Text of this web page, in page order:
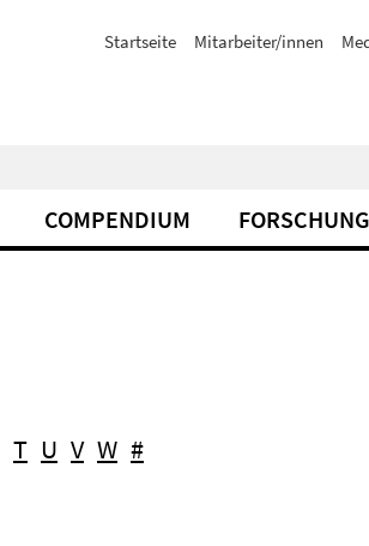
Startseite Mitarbeiter/innen
COMPENDIUM FORSCHUNG
T U V W #